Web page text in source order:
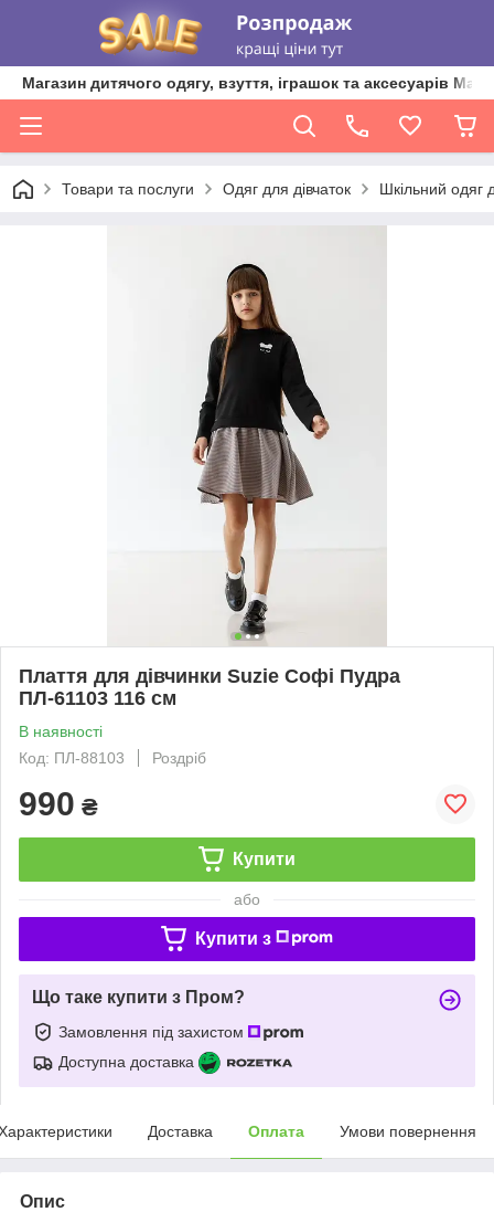
Магазин дитячого одягу, взуття, іграшок та аксесуарів
Товари та послуги Одяг для дівчаток Шкільний одяг
Плаття для дівчинки Suzie Софі Пудра
ПЛ-61103 116 см
В наявності
Код: ПЛ-88103
Роздріб
990 ₴
Купити
або
Купити з
Що таке купити з Пром?
Замовлення під захистом
Доступна доставка
Доставка Оплата Умови повернення
Опис